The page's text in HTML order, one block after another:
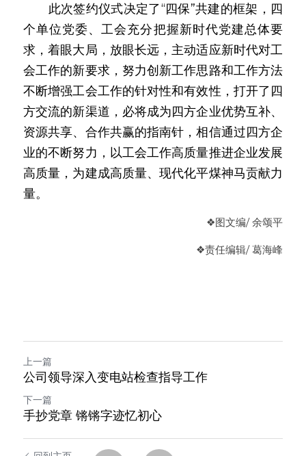
此次签约仪式决定了“四保”共建的框架，四
个单位党委、工会充分把握新时代党建总体要
求，着眼大局，放眼长远，主动适应新时代对工
会工作的新要求，努力创新工作思路和工作方法
不断增强工会工作的针对性和有效性，打开了四
方交流的新渠道，必将成为四方企业优势互补、
资源共享、合作共赢的指南针，相信通过四方企
业的不断努力，以工会工作高质量推进企业发展
高质量，为建成高质量、现代化平煤神马贡献力
量。
❖图文编/ 余颂平
❖责任编辑/ 葛海峰
上一篇
公司领导深入变电站检查指导工作
下一篇
手抄党章 锵锵字迹忆初心